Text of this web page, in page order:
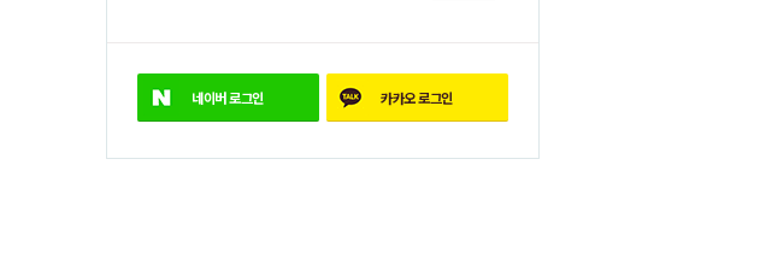
네이버로그인 카카오로그인